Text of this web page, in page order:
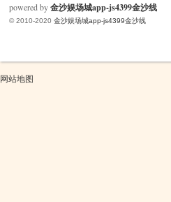
powered by金沙娱场城app-js4399金沙线
© 2010-2020 金沙娱场城app-js4399金沙线
网站地图